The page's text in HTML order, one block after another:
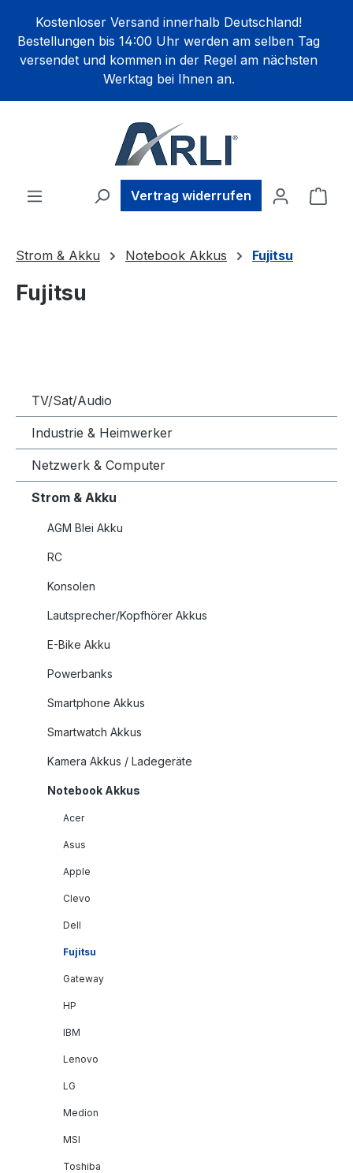
springen
Kostenloser Versand innerhalb Deutschland!
Bestellungen bis 14:00 Uhr werden am selben Tag
versendet und kommen in der Regel am nächsten
Werktag bei Ihnen an.
Vertrag widerrufen
Strom & Akku Notebook Akkus Fujitsu
Fujitsu
TV/Sat/Audio
Industrie & Heimwerker
Netzwerk & Computer
Strom & Akku
AGM Blei Akku
RC
Konsolen
Lautsprecher/Kopfhörer Akkus
E-Bike Akku
Powerbanks
Smartphone Akkus
Smartwatch Akkus
Kamera Akkus / Ladegeräte
Notebook Akkus
Acer
Asus
Apple
Clevo
Dell
Fujitsu
Gateway
HP
IBM
Lenovo
LG
Medion
MSI
Toshiba